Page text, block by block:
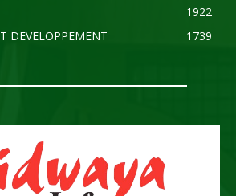
1922
DEVELOPPEMENT
1739